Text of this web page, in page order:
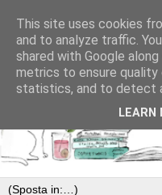
This site uses cookies
and to analyze traffic.
shared with Google
metrics to ensure quality
statistics, and to detect
LEARN